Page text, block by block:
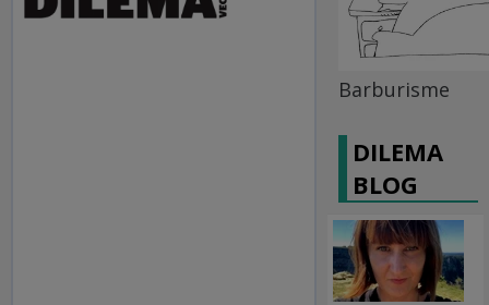
Barburisme
DILEMA
BLOG